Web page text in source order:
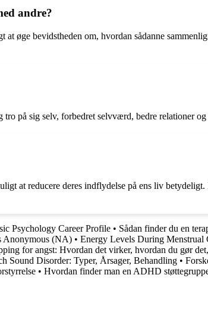
andre?
øge bevidstheden om, hvordan sådanne
på sig selv, forbedret selvværd, bedre relationer
at reducere deres indflydelse på ens liv
Psychology Career Profile • Sådan finder du en
Anonymous (NA) • Energy Levels During Menstrual
for angst: Hvordan det virker, hvordan du gør
Sound Disorder: Typer, Årsager, Behandling •
• Hvordan finder man en ADHD